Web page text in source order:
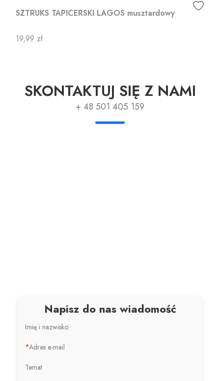
SZTRUKS TAPICERSKI LAGOS musztardowy
Cena
19,99 zł
SKONTAKTUJ SIĘ Z NAMI
+ 48 501 405 159
Napisz do nas wiadomość
Imię i nazwisko
*Adres e-mail
Temat